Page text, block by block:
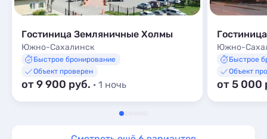
Гостиница Земляничные Холмы
Южно-Сахалинск
Быстрое бронирование
Объект проверен
от 9 900 руб. · 1 ночь
Южно-
Быстрое
Объект
от 5 000